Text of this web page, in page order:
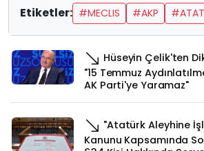
Etiketler: #MECLIS #AKP
Hüseyin Çelik'ten
"15 Temmuz
AK Parti'ye Yaramaz"
"Atatürk Aleyhine
Kanunu Kapsamında